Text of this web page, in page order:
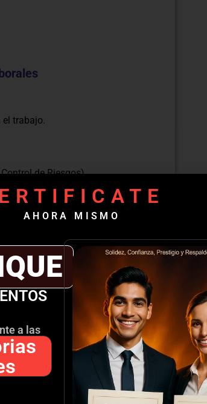
el trabajo.
de Riesgos).
R.M. N.° 050-2013-TR
TR para la identificación y
entornos laborales.
AHORA MISMO
a las